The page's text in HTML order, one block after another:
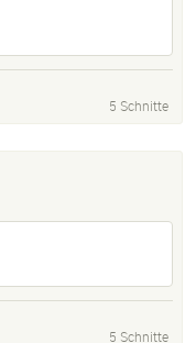
5 Schnitte
5 Schnitte